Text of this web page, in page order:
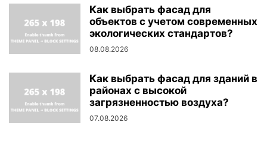
Как выбрать фасад для
объектов с учетом современных
экологических стандартов?
08.08.2026
Как выбрать фасад для зданий в
районах с высокой
загрязненностью воздуха?
07.08.2026